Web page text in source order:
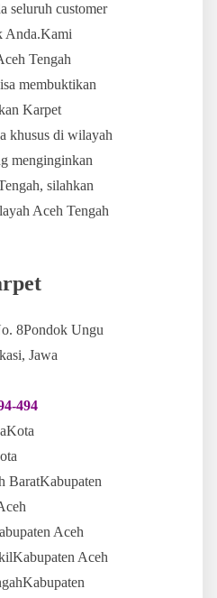
seluruh customer
Anda.Kami
Tengah
membuktikan
Karpet
khusus di wilayah
menginginkan
silahkan
Aceh Tengah
8Pondok Ungu
Jawa
494
BaratKabupaten
Aceh
Aceh